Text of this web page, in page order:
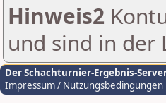
Hinweis2
und sind in der
Der Schachturnier-Ergebnis-
Impressum / Nutzungsbedingungen